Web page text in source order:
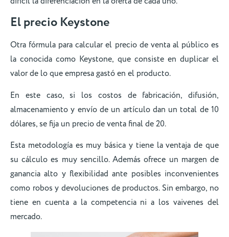
El precio Keystone
Otra fórmula para calcular el precio de venta al público es
la conocida como Keystone, que consiste en duplicar el
valor de lo que empresa gastó en el producto.
En este caso, si los costos de fabricación, difusión,
almacenamiento y envío de un artículo dan un total de 10
dólares, se fija un precio de venta final de 20.
Esta metodología es muy básica y tiene la ventaja de que
su cálculo es muy sencillo. Además ofrece un margen de
ganancia alto y flexibilidad ante posibles inconvenientes
como robos y devoluciones de productos. Sin embargo, no
tiene en cuenta a la competencia ni a los vaivenes del
mercado.